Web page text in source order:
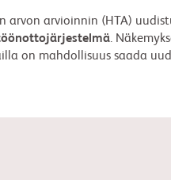
arvon arvioinnin (HTA)
.
on mahdollisuus saada